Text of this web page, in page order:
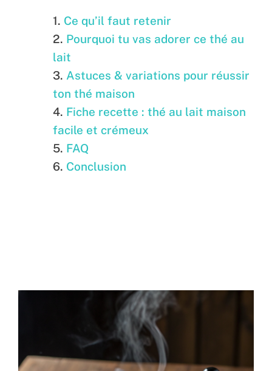
Ce qu’il faut retenir
Pourquoi tu vas adorer ce thé au
lait
Astuces & variations pour réussir
ton thé maison
Fiche recette : thé au lait maison
facile et crémeux
FAQ
Conclusion